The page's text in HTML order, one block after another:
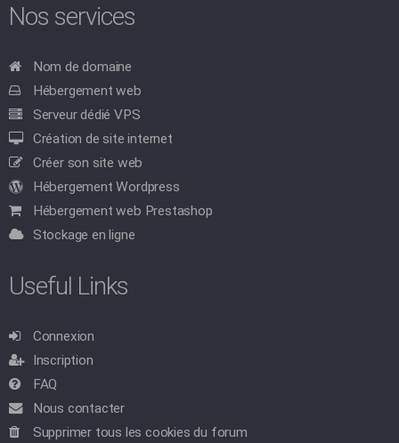
Nos services
Nom de domaine
Hébergement web
Serveur dédié VPS
Création de site internet
Créer son site web
Hébergement Wordpress
Hébergement web Prestashop
Stockage en ligne
Useful Links
Connexion
Inscription
FAQ
Nous contacter
Supprimer tous les cookies du forum